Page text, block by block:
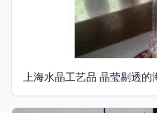
上海水晶工艺品 晶莹剔透的